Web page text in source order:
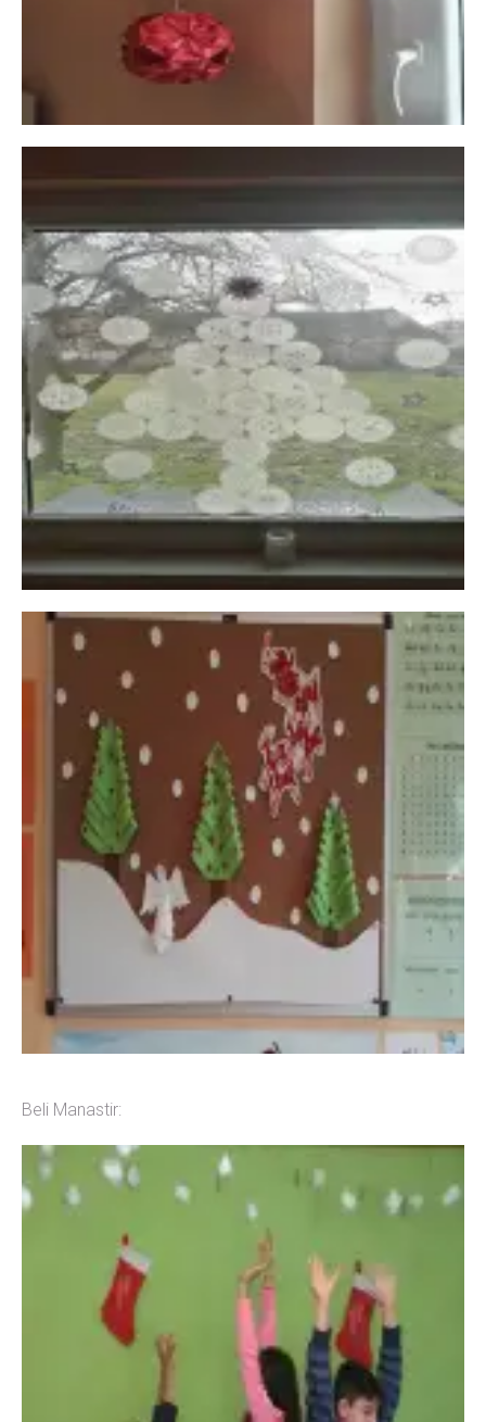
Beli Manastir: